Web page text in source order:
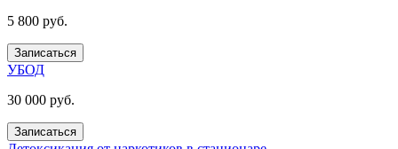
5 800 руб.
Записаться
УБОД
30 000 руб.
Записаться